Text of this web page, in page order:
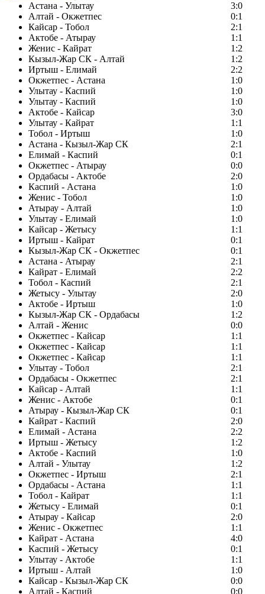
Астана - Улытау
3:0
Алтай - Окжетпес
0:1
Кайсар - Тобол
2:1
Актобе - Атырау
1:1
Женис - Кайрат
1:2
Кызыл-Жар СК - Алтай
1:2
Иртыш - Елимай
2:2
Окжетпес - Астана
1:0
Улытау - Каспий
1:0
Улытау - Каспий
1:0
Актобе - Кайсар
3:0
Улытау - Кайрат
1:1
Тобол - Иртыш
1:0
Астана - Кызыл-Жар СК
2:1
Елимай - Каспий
0:1
Окжетпес - Атырау
0:0
Ордабасы - Актобе
2:0
Каспий - Астана
1:0
Женис - Тобол
1:0
Атырау - Алтай
1:0
Улытау - Елимай
1:0
Кайсар - Жетысу
1:1
Иртыш - Кайрат
0:1
Кызыл-Жар СК - Окжетпес
0:1
Астана - Атырау
2:1
Кайрат - Елимай
2:2
Тобол - Каспий
2:1
Жетысу - Улытау
2:0
Актобе - Иртыш
1:0
Кызыл-Жар СК - Ордабасы
1:2
Алтай - Женис
0:0
Окжетпес - Кайсар
1:1
Окжетпес - Кайсар
1:1
Окжетпес - Кайсар
1:1
Улытау - Тобол
2:1
Ордабасы - Окжетпес
2:1
Кайсар - Алтай
1:1
Женис - Актобе
0:1
Атырау - Кызыл-Жар СК
0:1
Кайрат - Каспий
2:0
Елимай - Астана
2:2
Иртыш - Жетысу
1:2
Актобе - Каспий
1:0
Алтай - Улытау
1:2
Окжетпес - Иртыш
2:1
Ордабасы - Астана
1:1
Тобол - Кайрат
1:1
Жетысу - Елимай
0:1
Атырау - Кайсар
2:0
Женис - Окжетпес
1:1
Кайрат - Астана
4:0
Каспий - Жетысу
0:1
Улытау - Актобе
1:1
Иртыш - Алтай
1:0
Кайсар - Кызыл-Жар СК
0:0
Алтай - Каспий
0:0